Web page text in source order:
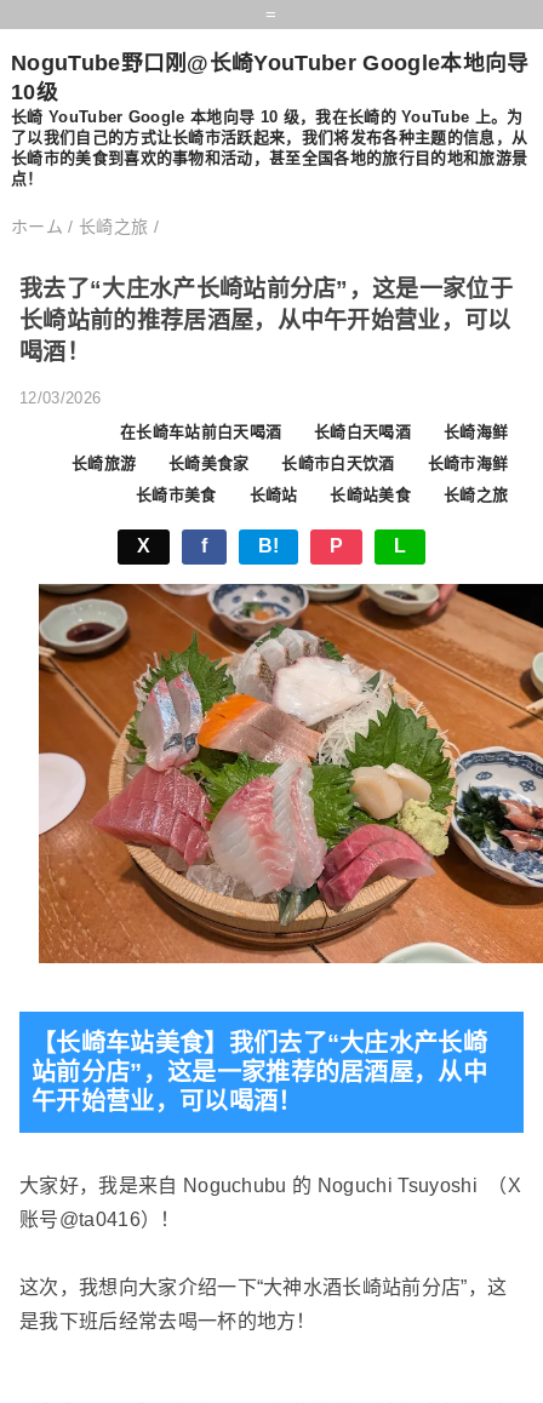
=
NoguTube野口刚@长崎YouTuber Google本地向导
10级
长崎 YouTuber Google 本地向导 10 级，我在长崎的 YouTube 上。为
了以我们自己的方式让长崎市活跃起来，我们将发布各种主题的信息，从
长崎市的美食到喜欢的事物和活动，甚至全国各地的旅行目的地和旅游景
点！
ホーム / 长崎之旅 /
我去了“大庄水产长崎站前分店”，这是一家位于
长崎站前的推荐居酒屋，从中午开始营业，可以
喝酒！
12/03/2026
在长崎车站前白天喝酒
长崎白天喝酒
长崎海鲜
长崎旅游
长崎美食家 长崎市白天饮酒
长崎市海鲜
长崎市美食
长崎站 长崎站美食 长崎之旅
X f B! P L
【长崎车站美食】我们去了“大庄水产长崎
站前分店”，这是一家推荐的居酒屋，从中
午开始营业，可以喝酒！
大家好，我是来自 Noguchubu 的 Noguchi Tsuyoshi （X
账号@ta0416）！
这次，我想向大家介绍一下“大神水酒长崎站前分店”，这
是我下班后经常去喝一杯的地方！